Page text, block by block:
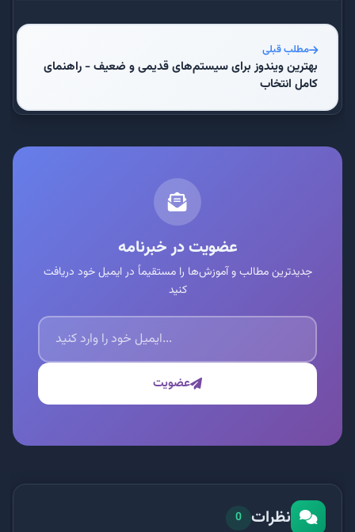
مطلب قبلی
بهترین ویندوز برای سیستم‌های قدیمی و ضعیف - راهنمای
کامل انتخاب
عضویت در خبرنامه
جدیدترین مطالب و آموزش‌ها را مستقیماً در ایمیل خود دریافت
کنید
عضویت
نظرات 0